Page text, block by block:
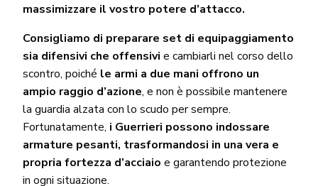
massimizzare il vostro potere d’attacco.
Consigliamo di preparare set di equipaggiamento
sia difensivi che offensivi e cambiarli nel corso dello
scontro, poiché le armi a due mani offrono un
ampio raggio d’azione, e non è possibile mantenere
la guardia alzata con lo scudo per sempre.
Fortunatamente, i Guerrieri possono indossare
armature pesanti, trasformandosi in una vera e
propria fortezza d’acciaio e garantendo protezione
in ogni situazione.